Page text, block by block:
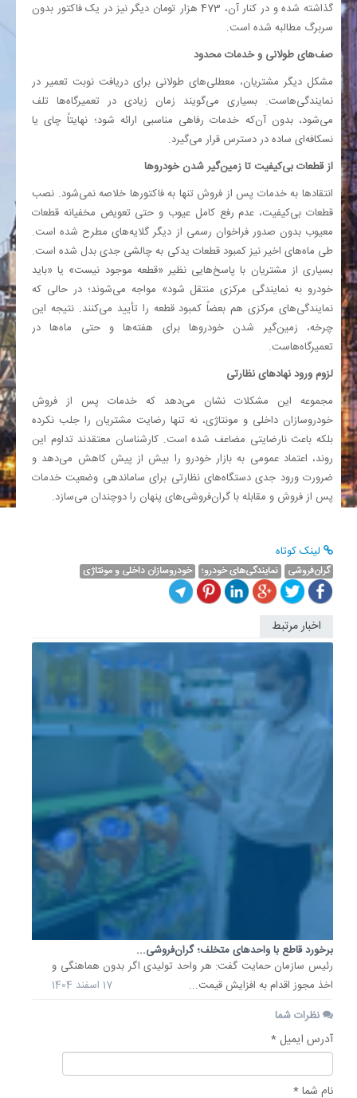
گذاشته شده و در کنار آن، 473 هزار تومان دیگر نیز در یک فاکتور بدون
سربرگ مطالبه شده است.
صف‌های طولانی و خدمات محدود
مشکل دیگر مشتریان، معطلی‌های طولانی برای دریافت نوبت تعمیر در
نمایندگی‌هاست. بسیاری می‌گویند زمان زیادی در تعمیرگاه‌ها تلف
می‌شود، بدون آن‌که خدمات رفاهی مناسبی ارائه شود؛ نهایتاً چای یا
نسکافه‌ای ساده در دسترس قرار می‌گیرد.
از قطعات بی‌کیفیت تا زمین‌گیر شدن خودروها
انتقادها به خدمات پس از فروش تنها به فاکتورها خلاصه نمی‌شود. نصب
قطعات بی‌کیفیت، عدم رفع کامل عیوب و حتی تعویض مخفیانه قطعات
معیوب بدون صدور فراخوان رسمی از دیگر گلایه‌های مطرح‌ شده است.
طی ماه‌های اخیر نیز کمبود قطعات یدکی به چالشی جدی بدل شده است.
بسیاری از مشتریان با پاسخ‌هایی نظیر «قطعه موجود نیست» یا «باید
خودرو به نمایندگی مرکزی منتقل شود» مواجه می‌شوند؛ در حالی که
نمایندگی‌های مرکزی هم بعضاً کمبود قطعه را تأیید می‌کنند. نتیجه این
چرخه، زمین‌گیر شدن خودروها برای هفته‌ها و حتی ماه‌ها در
تعمیرگاه‌هاست.
لزوم ورود نهادهای نظارتی
مجموعه این مشکلات نشان می‌دهد که خدمات پس از فروش
خودروسازان داخلی و مونتاژی، نه تنها رضایت مشتریان را جلب نکرده
بلکه باعث نارضایتی مضاعف شده است. کارشناسان معتقدند تداوم این
روند، اعتماد عمومی به بازار خودرو را بیش از پیش کاهش می‌دهد و
ضرورت ورود جدی دستگاه‌های نظارتی برای ساماندهی وضعیت خدمات
پس از فروش و مقابله با گران‌فروشی‌های پنهان را دوچندان می‌سازد.
لینک کوتاه
گران‌فروشی نمایندگی‌های خودرو؛ خودروسازان داخلی و مونتاژی
اخبار مرتبط
برخورد قاطع با واحدهای متخلف؛ گران‌فروشی...
رئیس سازمان حمایت گفت: هر واحد تولیدی اگر بدون هماهنگی و
اخذ مجوز اقدام به افزایش قیمت...
17 اسفند 1404
نظرات شما
آدرس ایمیل *
نام شما *